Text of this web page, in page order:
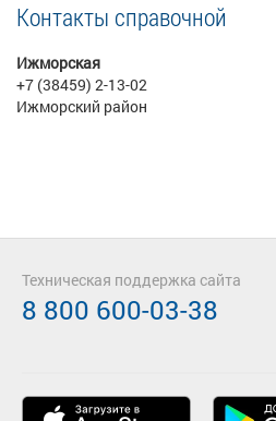
Контакты справочной
Ижморская
+7 (38459) 2-13-02
Ижморский район
Техническая поддержка сайта
8 800 600-03-38